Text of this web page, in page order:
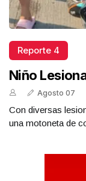
Reporte 4
Niño
Agosto 07
Con diversas
una motoneta de